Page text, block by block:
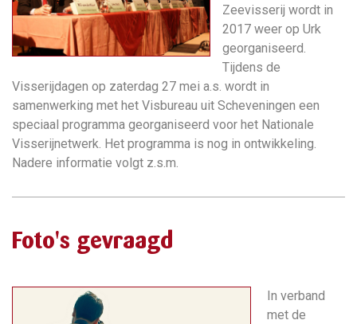
Zeevisserij wordt in
2017 weer op Urk
georganiseerd.
Tijdens de
Visserijdagen op zaterdag 27 mei a.s. wordt in
samenwerking met het Visbureau uit Scheveningen een
speciaal programma georganiseerd voor het Nationale
Visserijnetwerk. Het programma is nog in ontwikkeling.
Nadere informatie volgt z.s.m.
Foto's gevraagd
In verband
met de